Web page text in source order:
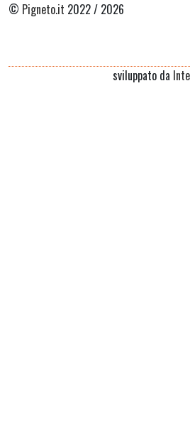
© Pigneto.it 2022 / 2026
sviluppato da